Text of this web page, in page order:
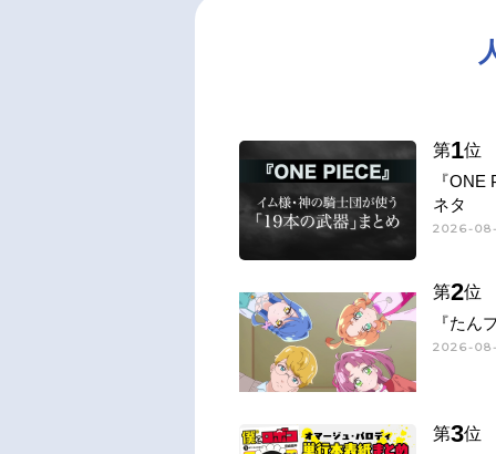
第1位
『
ネタ
2026-
第2位
『たん
2026-
第3位